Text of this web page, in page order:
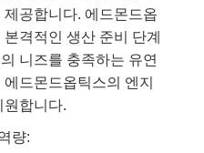
공합니다. 에드몬드옵
격적인 생산 준비 단계
니즈를 충족하는 유연
드몬드옵틱스의 엔지
원합니다.
량: